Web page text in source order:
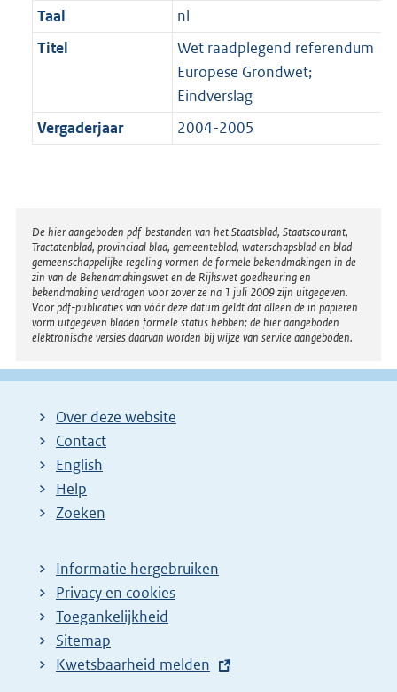
Taal
nl
Titel
Wet raadplegend referendum
Europese Grondwet;
Eindverslag
Vergaderjaar
2004-2005
Disclaimer
De hier aangeboden pdf-bestanden van het Staatsblad, Staatscourant,
Tractatenblad, provinciaal blad, gemeenteblad, waterschapsblad en blad
gemeenschappelijke regeling vormen de formele bekendmakingen in de
zin van de Bekendmakingswet en de Rijkswet goedkeuring en
bekendmaking verdragen voor zover ze na 1 juli 2009 zijn uitgegeven.
Voor pdf-publicaties van vóór deze datum geldt dat alleen de in papieren
vorm uitgegeven bladen formele status hebben; de hier aangeboden
elektronische versies daarvan worden bij wijze van service aangeboden.
Over deze website
Contact
English
Help
Zoeken
Informatie hergebruiken
Privacy en cookies
Toegankelijkheid
Sitemap
E
Kwetsbaarheid melden